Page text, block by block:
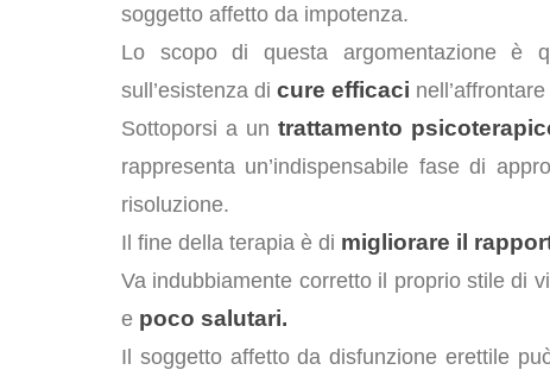
soggetto affetto da impotenza.
Lo scopo di questa argomentazione è
sull’esistenza di cure efficaci
Sottoporsi a un trattamento
rappresenta un’indispensabile fase di
risoluzione.
Il fine della terapia è di migliorare il
Va indubbiamente corretto il proprio stile di
e poco salutari.
Il soggetto affetto da disfunzione erettile